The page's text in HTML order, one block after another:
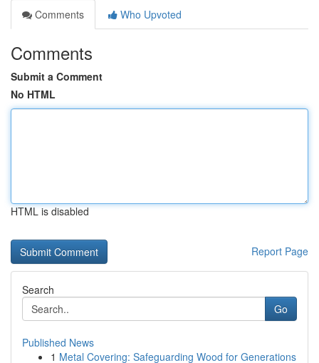
Comments
Who Upvoted
Comments
Submit a Comment
No HTML
HTML is disabled
Report Page
Search
Go
Published News
1 Metal Covering: Safeguarding Wood for Generations